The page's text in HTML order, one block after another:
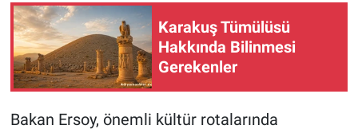
Karakuş Tümülüsü
Hakkında Bilinmesi
Gerekenler
Bakan Ersoy, önemli kültür rotalarında